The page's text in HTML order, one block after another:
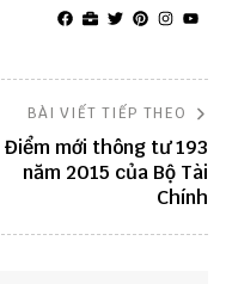
BÀI VIẾT TIẾP THEO
Điểm mới thông tư 193
năm 2015 của Bộ Tài
Chính